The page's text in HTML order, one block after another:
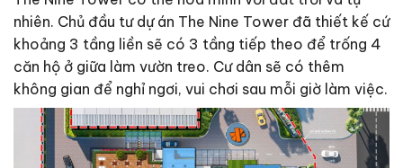
nhiên. Chủ đầu tư dự án The Nine Tower đã thiết kế cứ
khoảng 3 tầng liền sẽ có 3 tầng tiếp theo để trống 4
căn hộ ở giữa làm vườn treo. Cư dân sẽ có thêm
không gian để nghỉ ngơi, vui chơi sau mỗi giờ làm việc.